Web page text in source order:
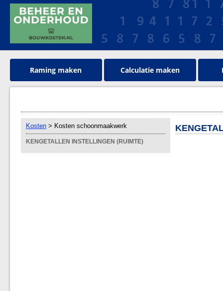
Raming maken Calculatie maken
Kosten > Kosten schoonmaakwerk
KENGETALLEN INSTELLINGEN (RUIMTE)